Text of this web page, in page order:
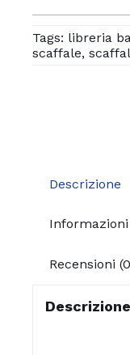
Tags: libreria
scaffale,
Descrizione
Recensioni
Descrizione